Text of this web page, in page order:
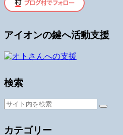
アイオンの鍵へ活動支援
検索
カテゴリー